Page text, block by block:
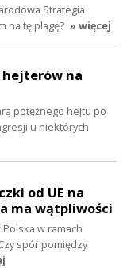
Strategia
na tę plagę? » więcej
na
potężnego hejtu po
u niektórych
od UE na
ma wątpliwości
w ramach
spór pomiędzy